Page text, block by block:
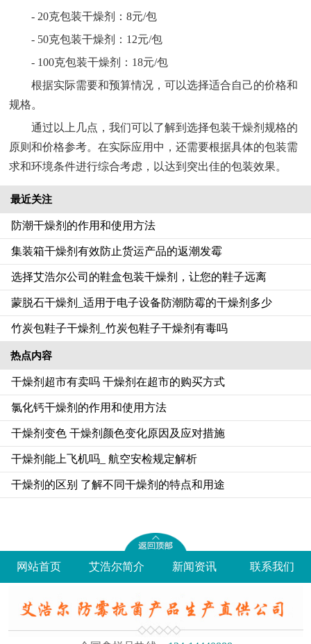
- 20克包装干燥剂：8元/包
- 50克包装干燥剂：12元/包
- 100克包装干燥剂：18元/包
根据实际需要和预算情况，可以选择适合自己的价格和
规格。
通过以上几点，我们可以了解到选择包装干燥剂规格的
原则和价格参考。在实际应用中，还需要根据具体的包装需
求和环境条件进行综合考虑，以达到突出佳的包装效果。
最近关注
防潮干燥剂的作用和使用方法
集装箱干燥剂有效防止货运产品的返潮发霉
选择艾浩尔公司的鞋盒包装干燥剂，让您的鞋子远离
蒙脱石干燥剂_适用于电子设备防潮防霉的干燥剂多少
竹炭包鞋子干燥剂_竹炭包鞋子干燥剂有毒吗
热点内容
干燥剂超市有卖吗 干燥剂在超市的购买方式
氯化钙干燥剂的作用和使用方法
干燥剂变色 干燥剂颜色变化原因及应对措施
干燥剂能上飞机吗_ 航空安检规定解析
干燥剂的区别 了解不同干燥剂的特点和用途
网站首页 艾浩尔简介 新闻资讯 联系我们